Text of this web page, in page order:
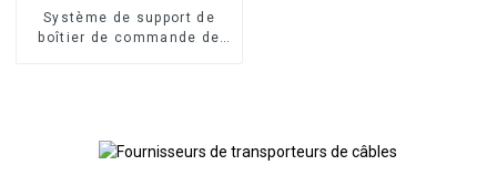
Système de support de
boîtier de commande de